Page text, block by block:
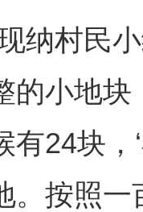
村民小
的小地
有24块，
。按照